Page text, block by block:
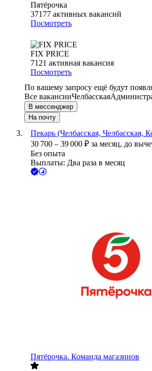
Пятёрочка
37177 активных вакансий
Посмотреть
FIX PRICE
7121 активная вакансия
Посмотреть
По вашему запросу ещё будут
Все вакансииЧелбасская
В мессенджер
На почту
Пекарь (Челбасская, Челбасская,
30 700 – 39 000 ₽ за месяц, до
Без опыта
Выплаты: Два раза в месяц
Пятёрочка. Команда магазинов